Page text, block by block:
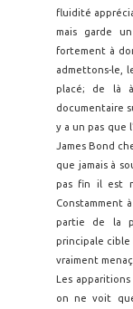
fluidité
mais garde
fortement à
admettons-le,
placé; de là
documentaire
y a un pas que
James Bond
que jamais à
pas fin il est
Constamment
partie de la
principale cible
vraiment
Les
on ne voit